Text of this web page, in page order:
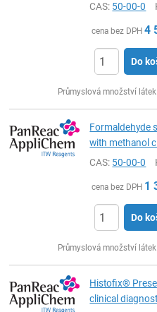
CAS: 50-00-0
cena bez DPH 4
Do
Průmyslová množství
Formaldehyde
with methanol
CAS: 50-00-0
cena bez DPH 1
Do
Průmyslová množství
Histofix®
clinical